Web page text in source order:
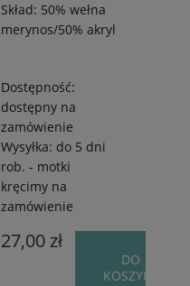
Skład: 50% wełna
merynos/50% akryl
Dostępność:
dostępny na
zamówienie
Wysyłka: do 5 dni
rob. - motki
kręcimy na
zamówienie
27,00 zł
DO
KOSZYKA